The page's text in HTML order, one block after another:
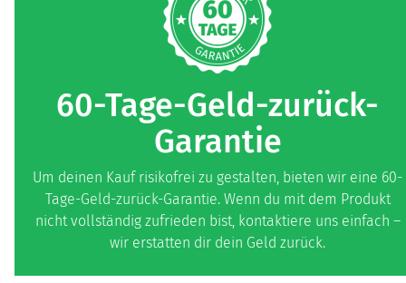
60-Tage-Geld-zurück-
Garantie
Um deinen Kauf risikofrei zu gestalten, bieten wir eine 60-
Tage-Geld-zurück-Garantie. Wenn du mit dem Produkt
nicht vollständig zufrieden bist, kontaktiere uns einfach –
wir erstatten dir dein Geld zurück.